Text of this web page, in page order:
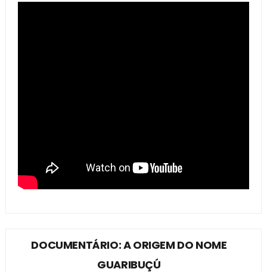
DOCUMENTÁRIO: A ORIGEM DO NOME
GUARIBUÇÚ